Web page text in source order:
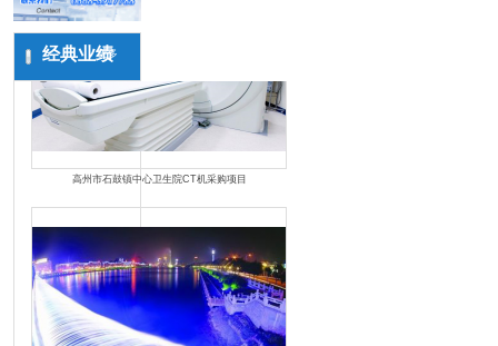
经典业绩
更多
高州市石鼓镇中心卫生院CT机采购项目